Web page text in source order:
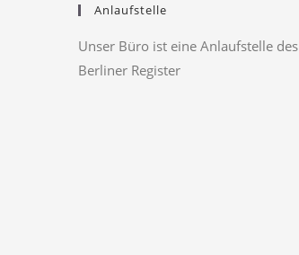
Anlaufstelle
Unser Büro ist eine Anlaufstelle des
Berliner Register